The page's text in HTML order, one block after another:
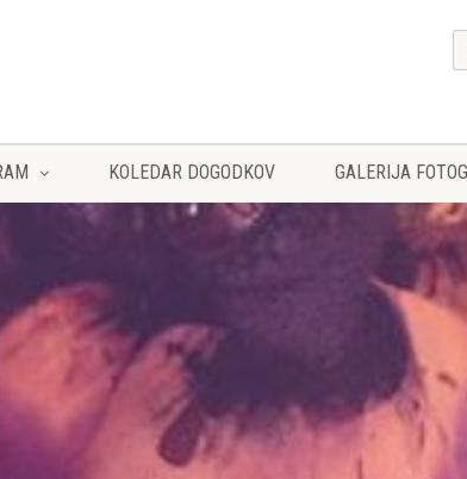
KOLEDAR DOGODKOV GALERIJA